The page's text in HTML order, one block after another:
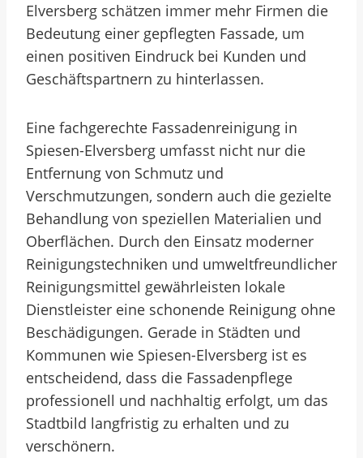
Elversberg schätzen immer mehr Firmen die
Bedeutung einer gepflegten Fassade, um
einen positiven Eindruck bei Kunden und
Geschäftspartnern zu hinterlassen.
Eine fachgerechte Fassadenreinigung in
Spiesen-Elversberg umfasst nicht nur die
Entfernung von Schmutz und
Verschmutzungen, sondern auch die gezielte
Behandlung von speziellen Materialien und
Oberflächen. Durch den Einsatz moderner
Reinigungstechniken und umweltfreundlicher
Reinigungsmittel gewährleisten lokale
Dienstleister eine schonende Reinigung ohne
Beschädigungen. Gerade in Städten und
Kommunen wie Spiesen-Elversberg ist es
entscheidend, dass die Fassadenpflege
professionell und nachhaltig erfolgt, um das
Stadtbild langfristig zu erhalten und zu
verschönern.